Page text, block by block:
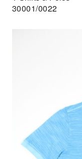
30001/0022